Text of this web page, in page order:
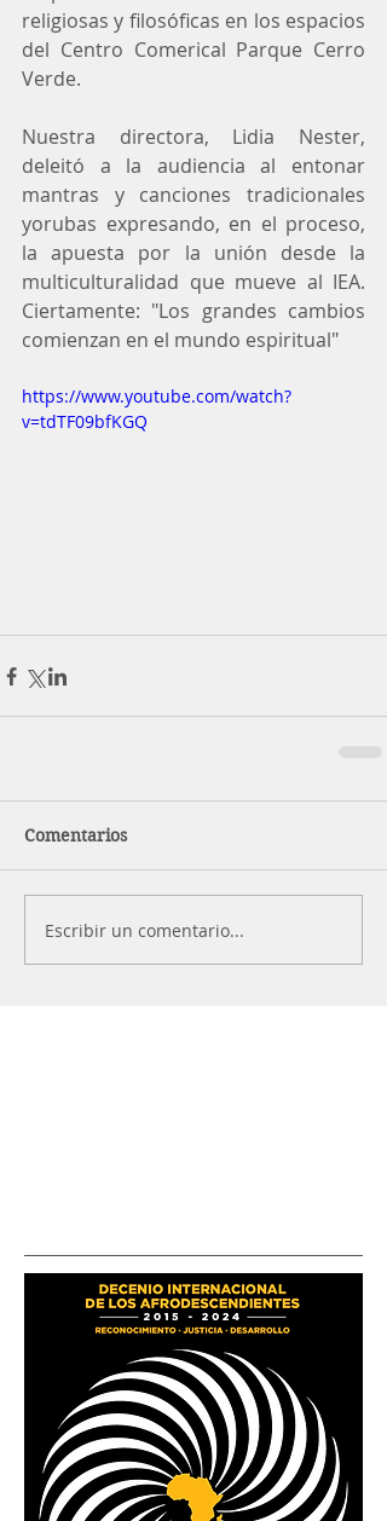
religiosas y filosóficas en los espacios
del Centro Comerical Parque Cerro
Verde.
Nuestra directora, Lidia Nester,
deleitó a la audiencia al entonar
mantras y canciones tradicionales
yorubas expresando, en el proceso,
la apuesta por la unión desde la
multiculturalidad que mueve al IEA.
Ciertamente: "Los grandes cambios
comienzan en el mundo espiritual"
https://www.youtube.com/watch?
v=tdTF09bfKGQ
Comentarios
Escribir un comentario...